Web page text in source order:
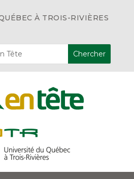
À TROIS-RIVIÈRES